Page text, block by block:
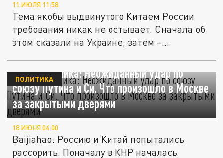
11 ИЮЛЯ 11:58
Тема якобы выдвинутого Китаем России
требования никак не остывает. Сначала об
этом сказали на Украине, затем –...
В Китае паника: Неожиданный удар по
союзу Путина и Си. Что произошло в Москве
за закрытыми дверями
ПОЛИТИКА
18 ИЮНЯ 04:00
Baijiahao: Россию и Китай попытались
рассорить. Поначалу в КНР началась